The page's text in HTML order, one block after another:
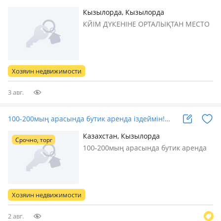
Кызылорда, Кызылорда
КЙІМ ДҮКЕНІНЕ ОРТАЛЫҚТАН МЕСТО
Хозяин недвижимости
3 авг.
100-200мың арасында бутик аренда іздеймін!…
Срочно, торг
Казахстан, Кызылорда
100-200мың арасында бутик аренда
Хозяин недвижимости
2 авг.